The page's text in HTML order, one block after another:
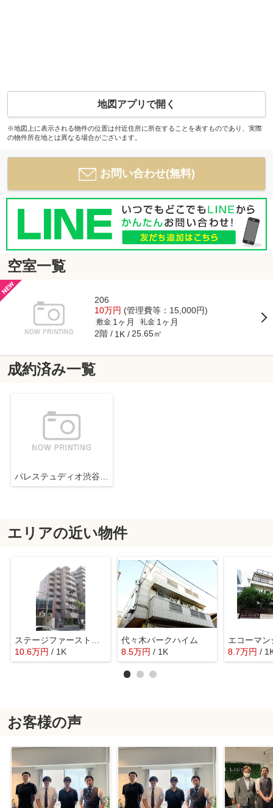
地図アプリで開く
※地図上に表示される物件の位置は付近住所に所在することを表すものであり、実際
の物件所在地とは異なる場合がございます。
お問い合わせ(無料)
空室一覧
206
10万円 (管理費等：15,000円)
敷金 1ヶ月 礼金 1ヶ月
2階 1K 25.65㎡
成約済み一覧
パレステュディオ渋谷本町
エリアの近い物件
10.6万円 / 1K
代々木パークハイム
8.5万円 / 1K
エコーマン
8.7万円 /
お客様の声